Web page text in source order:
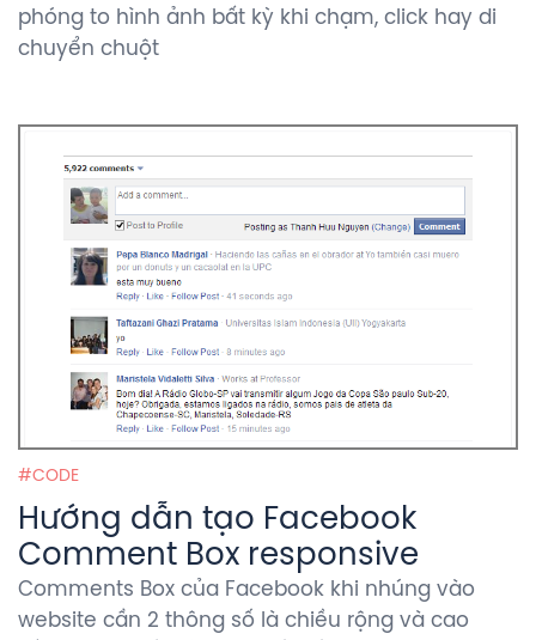
phóng to hình ảnh bất kỳ khi chạm, click hay di
chuyển chuột
CODE
Hướng dẫn tạo Facebook
Comment Box responsive
Comments Box của Facebook khi nhúng vào
website cần 2 thông số là chiều rộng và cao